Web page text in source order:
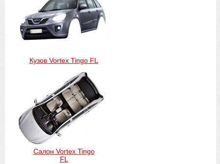
Кузов Vortex Tingo FL
Салон Vortex Tingo
FL